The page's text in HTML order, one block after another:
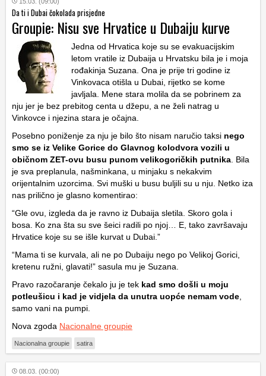
Da ti i Dubai čokolada prisjedne
Groupie: Nisu sve Hrvatice u Dubaiju kurve
Jedna od Hrvatica koje su se evakuacijskim
letom vratile iz Dubaija u Hrvatsku bila je i moja
rođakinja Suzana. Ona je prije tri godine iz
Vinkovaca otišla u Dubai, rijetko se kome
javljala. Mene stara molila da se pobrinem za
nju jer je bez prebitog centa u džepu, a ne želi natrag u
Vinkovce i njezina stara je očajna.
Posebno poniženje za nju je bilo što nisam naručio taksi nego
smo se iz Velike Gorice do Glavnog kolodvora vozili u
običnom ZET-ovu busu punom velikogoričkih putnika . Bila
je sva preplanula, našminkana, u minjaku s nekakvim
orijentalnim uzorcima. Svi muški u busu buljili su u nju. Netko iza
nas prilično je glasno komentirao:
“Gle ovu, izgleda da je ravno iz Dubaija sletila. Skoro gola i
bosa. Ko zna šta su sve šeici radili po njoj… E, tako završavaju
Hrvatice koje su se išle kurvat u Dubai.”
“Mama ti se kurvala, ali ne po Dubaiju nego po Velikoj Gorici,
kretenu ružni, glavati!” sasula mu je Suzana.
Pravo razočaranje čekalo ju je tek kad smo došli u moju
potleušicu i kad je vidjela da unutra uopće nemam vode
samo vani na pumpi.
Nova zgoda Nacionalne groupie
Nacionalna groupie satira
08.03. (00:00)